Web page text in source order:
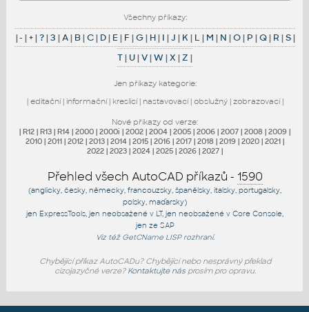
Všechny příkazy:
|- |+|?|3 |A| B|C| D| E| F |G| H| I |J | K| L | M | N |O| P |Q| R |S|
T| U|V|W|X |Z |
Jen příkazy kategorie:
| editační| informační| kreslicí| nastavovací| obslužný| zobrazovací|
Nové příkazy od verze:
| R12 | R13 | R14 | 2000 | 2000i | 2002 | 2004 | 2005 | 2006 | 2007 | 2008 | 2009 |
2010 | 2011 | 2012 | 2013 | 2014 | 2015 | 2016 | 2017 | 2018 | 2019 | 2020 | 2021 |
2022 | 2023 | 2024 | 2025 | 2026 | 2027 |
Přehled všech AutoCAD příkazů - 1590
(anglicky, česky, německy, francouzsky, španělsky, italsky, portugalsky,
polsky, maďarsky)
jen ExpressTools , jen neobsažené v LT, jen neobsažené v Core Console
jen ze SAP
Viz též GetCNameLISP rozhraní.
Chybějící příkaz AutoCADu? Chybějící nebo nesprávný překlad
cizojazyčné verze? Kontaktujte násprosím pro opravu.